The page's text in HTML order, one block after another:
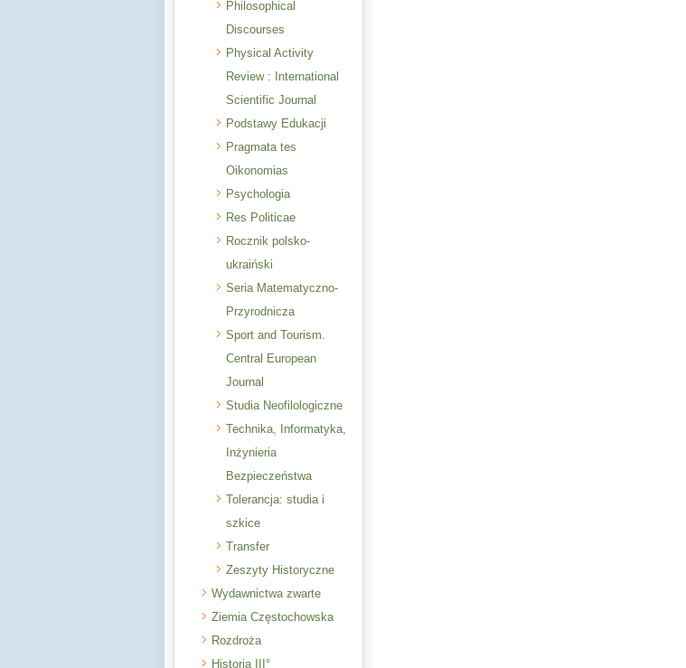
Philosophical
Discourses
Physical Activity
Review : International
Scientific Journal
Podstawy Edukacji
Pragmata tes
Oikonomias
Psychologia
Res Politicae
Rocznik polsko-
ukraiński
Seria Matematyczno-
Przyrodnicza
Sport and Tourism.
Central European
Journal
Studia Neofilologiczne
Technika, Informatyka,
Inżynieria
Bezpieczeństwa
Tolerancja: studia i
szkice
Transfer
Zeszyty Historyczne
Wydawnictwa zwarte
Ziemia Częstochowska
Rozdroża
Historia III°